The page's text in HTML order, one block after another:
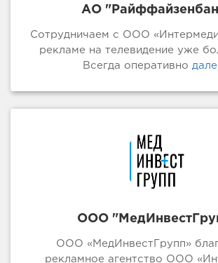
АО
Сотрудничаем с ООО
рекламе на телевидение уже
Всегда оперативно
ООО
ООО «МедИнвестГрупп»
рекламное агентство ООО